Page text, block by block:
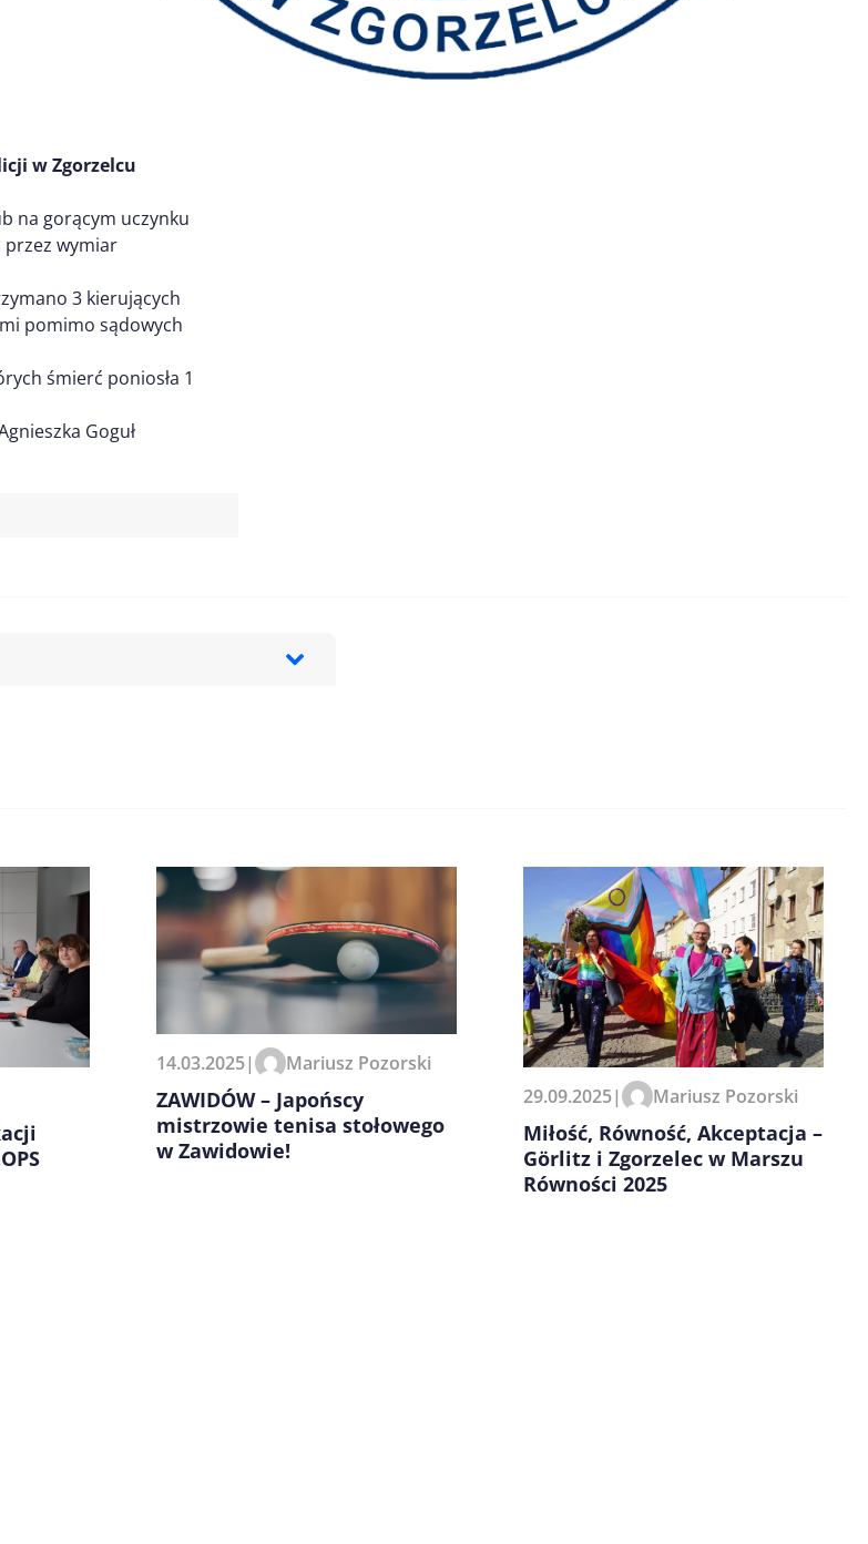
w Zgorzelcu
na gorącym uczynku
przez wymiar
3 kierujących
pomimo sądowych
śmierć poniosła 1
Goguł
pisania
14.03.2025| Mariusz Pozorski
ZAWIDÓW – Japońscy
mistrzowie tenisa stołowego
w Zawidowie!
29.09.2025| Mariusz Pozorski
Miłość, Równość, Akceptacja –
Görlitz i Zgorzelec w Marszu
Równości 2025